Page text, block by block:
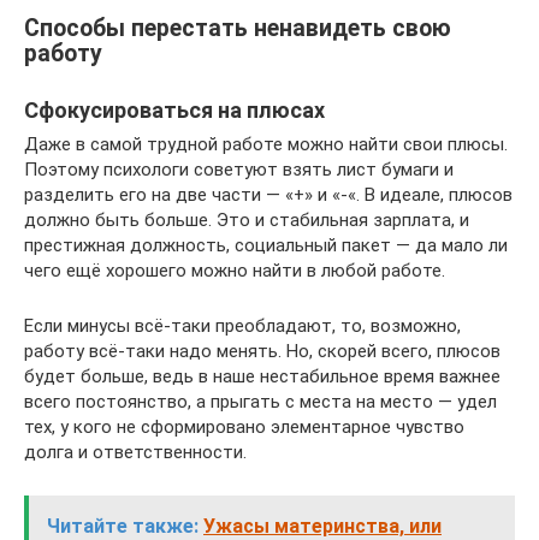
Способы перестать ненавидеть свою
работу
Сфокусироваться на плюсах
Даже в самой трудной работе можно найти свои плюсы.
Поэтому психологи советуют взять лист бумаги и
разделить его на две части — «+» и «-«. В идеале, плюсов
должно быть больше. Это и стабильная зарплата, и
престижная должность, социальный пакет — да мало ли
чего ещё хорошего можно найти в любой работе.
Если минусы всё-таки преобладают, то, возможно,
работу всё-таки надо менять. Но, скорей всего, плюсов
будет больше, ведь в наше нестабильное время важнее
всего постоянство, а прыгать с места на место — удел
тех, у кого не сформировано элементарное чувство
долга и ответственности.
Читайте также: Ужасы материнства, или